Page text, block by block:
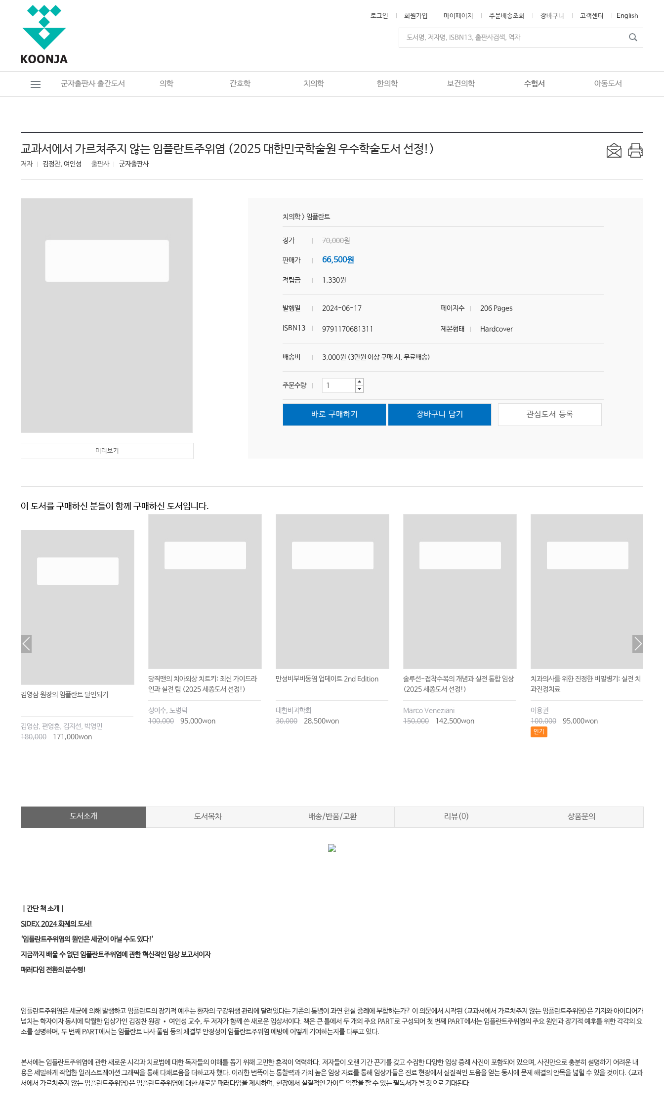
로그인 회원가입 마이페이지 주문배송조회 장바구니 고객센터 English
군자출판사 출간도서 의학 간호학 치의학 한의학 보건의학 수험서 아동도서
교과서에서 가르쳐주지 않는 임플란트주위염 (2025 대한민국학술원 우수학술도서 선정!)
저자 김정찬, 여인성 출판사 군자출판사
미리보기
치의학> 임플란트
정가 70,000원
판매가 66,500원
적립금 1,330원
발행일 2024-06-17 페이지수 206 Pages
ISBN13 9791170681311 제본형태 Hardcover
배송비 3,000원 (3만원 이상 구매 시, 무료배송)
주문수량
바로 구매하기 장바구니 담기 관심도서 등록
이 도서를 구매하신 분들이 함께 구매하신 도서입니다.
김영삼 원장의 임플란트 달인되기
김영삼, 편영훈, 김지선, 박영민
180,000
171,000won
당직맨의 치아외상 치트키: 최신 가이드라
인과 실전 팁 (2025 세종도서 선정!)
성이수, 노병덕
100,000
95,000won
만성비부비동염 업데이트 2nd Edition
대한비과학회
30,000
28,500won
솔루션-접착수복의 개념과 실전 통합 임상
(2025 세종도서 선정!)
Marco Veneziani
150,000
142,500won
치과의사를 위한 진정한 비밀병기: 실전 치
과진정치료
이용권
100,000
95,000won
인기
도서소개 도서목차 배송/반품/교환 리뷰(0) 상품문의
｜간단 책 소개｜
SIDEX 2024 화제의 도서!
‘임플란트주위염의 원인은 세균이 아닐 수도 있다!’
지금까지 배울 수 없던 임플란트주위염에 관한 혁신적인 임상 보고서이자
패러다임 전환의 분수령!
임플란트주위염은 세균에 의해 발생하고 임플란트의 장기적 예후는 환자의 구강위생 관리에 달려있다는 기존의 통념이 과연 현실 증례에 부합하는가? 이 의문에서 시작된 <교과서에서 가르쳐주지 않는 임플란트주위염>은 기지와 아이디어가
넘치는 학자이자 동시에 탁월한 임상가인 김정찬 원장 • 여인성 교수, 두 저자가 함께 쓴 새로운 임상서이다. 책은 큰 틀에서 두 개의 주요 PART로 구성되어 첫 번째 PART에서는 임플란트주위염의 주요 원인과 장기적 예후를 위한 각각의 요
소를 설명하며, 두 번째 PART에서는 임플란트 나사 풀림 등의 체결부 안정성이 임플란트주위염 예방에 어떻게 기여하는지를 다루고 있다.
본서에는 임플란트주위염에 관한 새로운 시각과 치료법에 대한 독자들의 이해를 돕기 위해 고민한 흔적이 역력하다. 저자들이 오랜 기간 끈기를 갖고 수집한 다양한 임상 증례 사진이 포함되어 있으며, 사진만으로 충분히 설명하기 어려운 내
용은 세밀하게 작업한 일러스트레이션 그래픽을 통해 다채로움을 더하고자 했다. 이러한 번뜩이는 통찰력과 가치 높은 임상 자료를 통해 임상가들은 진료 현장에서 실질적인 도움을 얻는 동시에 문제 해결의 안목을 넓힐 수 있을 것이다. <교과
서에서 가르쳐주지 않는 임플란트주위염>은 임플란트주위염에 대한 새로운 패러다임을 제시하며, 현장에서 실질적인 가이드 역할을 할 수 있는 필독서가 될 것으로 기대된다.